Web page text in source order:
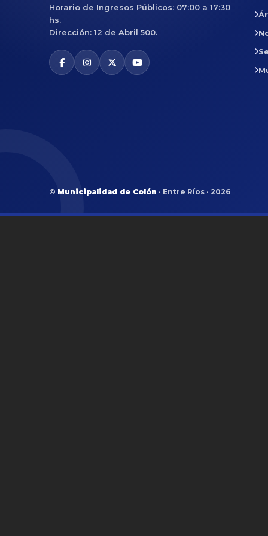
Horario de Ingresos Públicos: 07:00 a 17:30
hs.
Dirección: 12 de Abril 500.
© Municipalidad de Colón · Entre Ríos · 2026